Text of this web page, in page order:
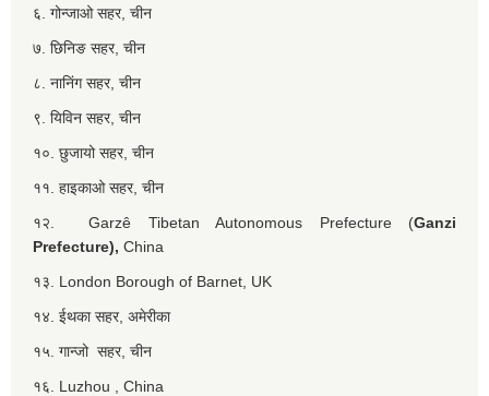
६. गोन्जाओ सहर, चीन
७. छिनिङ सहर, चीन
८. नानिंग सहर, चीन
९. यिविन सहर, चीन
१०. छुजायो सहर, चीन
११. हाइकाओ सहर, चीन
१२. Garzê Tibetan Autonomous Prefecture (Ganzi
Prefecture), China
१३. London Borough of Barnet, UK
१४. ईथका सहर, अमेरीका
१५. गान्जो सहर, चीन
१६. Luzhou , China